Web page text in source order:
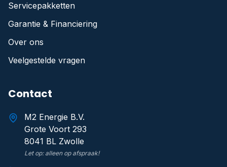
Servicepakketten
Garantie & Financiering
Over ons
Veelgestelde vragen
Contact
M2 Energie B.V.
Grote Voort 293
8041 BL Zwolle
Let op: alleen op afspraak!